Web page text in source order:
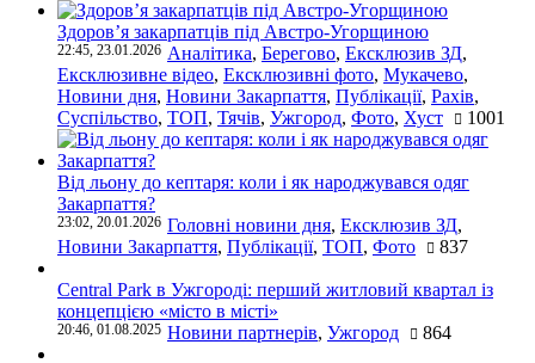
Здоров’я закарпатців під Австро-Угорщиною
22:45, 23.01.2026 Аналітика, Берегово, Ексклюзив ЗД,
Ексклюзивне відео, Ексклюзивні фото, Мукачево,
Новини дня, Новини Закарпаття, Публікації, Рахів,
Суспільство, ТОП, Тячів, Ужгород, Фото, Хуст 1001
Від льону до кептаря: коли і як народжувався одяг
Закарпаття?
23:02, 20.01.2026 Головні новини дня, Ексклюзив ЗД,
Новини Закарпаття, Публікації, ТОП, Фото 837
Central Park в Ужгороді: перший житловий квартал із
концепцією «місто в місті»
20:46, 01.08.2025 Новини партнерів, Ужгород 864